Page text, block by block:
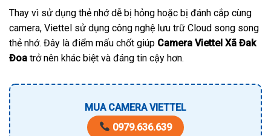
Thay vì sử dụng thẻ nhớ dễ bị hỏng hoặc bị đánh cắp cùng
camera, Viettel sử dụng công nghệ lưu trữ Cloud song song
thẻ nhớ. Đây là điểm mấu chốt giúp Camera Viettel Xã Đak
Đoa trở nên khác biệt và đáng tin cậy hơn.
MUA CAMERA VIETTEL
0979.636.639